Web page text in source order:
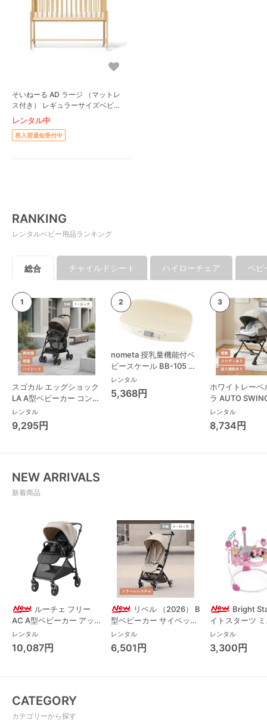
そいねーる AD ラージ （マットレ
ス付き） レギュラーサイズベビー
ベッド 大和屋(Yamatoya)
レンタル中
再入荷通知受付中
RANKING
レンタルベビー用品ランキング
総合 チャイルドシート ハイローチェア ベビ
スゴカル エッグショック
LA A型ベビーカー コンビ
(Combi)
レンタル
9,295円
nometa 授乳量機能付ベ
ビースケール BB-105 タ
ニタ(TANITA) ベビースケ
ール・体重計
レンタル
5,368円
ホワイトレーベ
ラ AUTO
Long スリープ
コンビ(Combi)
チェア・ベビー
レンタル
8,734円
NEW ARRIVALS
新着商品
ルーチェ フリー
AC A型ベビーカー アッ
プリカ(Aprica) A型ベビ
ーカー アップリカ
(Aprica)
レンタル
10,087円
リベル （2026） B
型ベビーカー サイベック
ス(cybex)
レンタル
6,501円
Bright
イトスターツ
ス フォーエバ
レンド ジャン
パルー キッズ
レンタル
3,300円
CATEGORY
カテゴリーから探す